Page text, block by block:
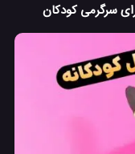
سرگرمی کودکان